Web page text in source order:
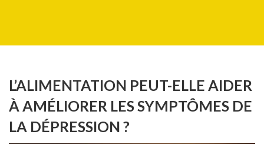
L’ALIMENTATION PEUT-ELLE AIDER
À AMÉLIORER LES SYMPTÔMES DE
LA DÉPRESSION ?